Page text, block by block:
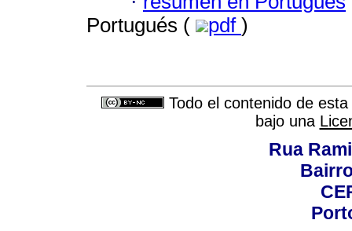
Portugués (
pdf )
Todo el contenido de
bajo una
Rua